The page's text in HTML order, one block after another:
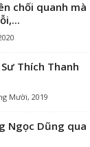
chối quanh mà
Thích Thanh
Mười, 2019
Ngọc Dũng qua